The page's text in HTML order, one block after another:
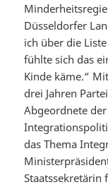
Düsseldorfer
ich über die
fühlte sich das
Kinde käme.“
drei Jahren
Abgeordnete
das Thema